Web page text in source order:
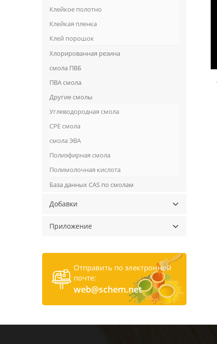
Клейкое полотно
Клейкая пленка
Клей порошок
Хлорированная резина
смола ПВБ
ПВА смола
Другие смолы
Углеводородная смола
CPE смола
смола ЭВА
Полиэфирная смола
Полимолочная кислота
База данных CAS по смолам
Добавки
Приложение
Отправить по электронной
почте:
web@schem.net